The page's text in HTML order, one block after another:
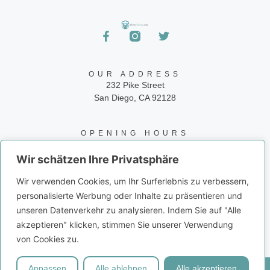
Wir schätzen Ihre Privatsphäre
Wir verwenden Cookies, um Ihr Surferlebnis zu verbessern,
personalisierte Werbung oder Inhalte zu präsentieren und
unseren Datenverkehr zu analysieren. Indem Sie auf "Alle
akzeptieren" klicken, stimmen Sie unserer Verwendung
von Cookies zu.
OUR ADDRESS
232 Pike Street
San Diego, CA 92128
OPENING HOURS
CONTACT INFO
Phone: 858-945-9573
Email: info@juiceito.com